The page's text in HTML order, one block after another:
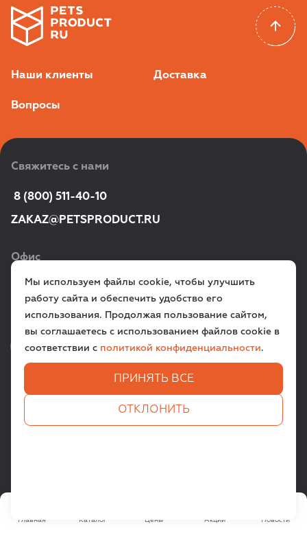
Главная Каталог Цены Акции Новости
Наши клиенты Доставка
Вопросы
Свяжитесь с нами
8 (800) 511-40-10
ZAKAZ@PETSPRODUCT.RU
Офис
г. Санкт‑Петербург,
ул. Всеволода Вишневского, д. 12a
VK TG
Мы используем файлы cookie, чтобы улучшить
работу сайта и обеспечить удобство его
использования. Продолжая пользование сайтом,
вы соглашаетесь с использованием файлов cookie в
соответствии с политикой конфиденциальности.
ПРИНЯТЬ ВСЕ
ОТКЛОНИТЬ